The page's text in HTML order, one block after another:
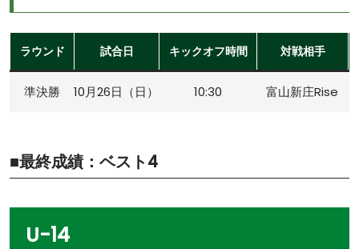
ラウンド 試合日 キックオフ時間 対戦相手
準決勝 10月26日（日） 10:30 富山新庄Rise
■最終成績：ベスト4
U-14